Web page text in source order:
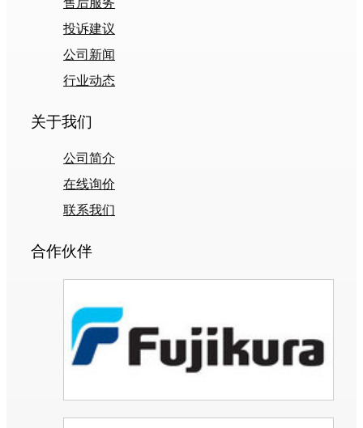
投诉建议
公司新闻
行业动态
关于我们
公司简介
在线询价
联系我们
合作伙伴